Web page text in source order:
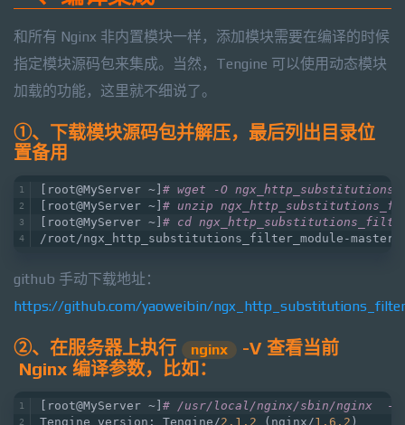
和所有 Nginx 非内置模块一样，添加模块需要在编译的时候
指定模块源码包来集成。当然，Tengine 可以使用动态模块
加载的功能，这里就不细说了。
①、下载模块源码包并解压，最后列出目录位
置备用
[root@MyServer ~] # wget -O
[root@MyServer ~] # unzip
[root@MyServer ~] # cd
/root/ngx_http_substitutions_filter_module-master
github 手动下载地址：
https://github.com/yaoweibin/
②、在服务器上执行 nginx
-V 查看当前
Nginx 编译参数，比如：
[root@MyServer ~] # /usr/local/nginx/sbin/nginx  -V
Tengine version: Tengine/2.1 .2 (nginx/1.6 .2 )